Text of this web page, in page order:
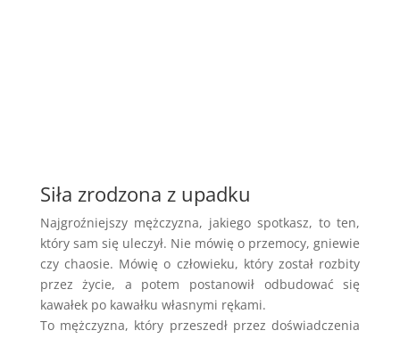
Siła zrodzona z upadku
Najgroźniejszy mężczyzna, jakiego spotkasz, to ten,
który sam się uleczył. Nie mówię o przemocy, gniewie
czy chaosie. Mówię o człowieku, który został rozbity
przez życie, a potem postanowił odbudować się
kawałek po kawałku własnymi rękami.
To mężczyzna, który przeszedł przez doświadczenia